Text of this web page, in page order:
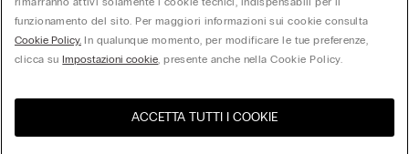
© Calzedonia S.p.A | P.iva 02253210237 | Sede Legale: Malcesine (VR), Via Portici
Umberto Primo n. 5/3 | Cod. Fisc. e n.iscr. al Reg. Imprese di Verona: 01037050422 |
direzione e coordinamento di Oniverse Holding S.p.A.
Italia Italiano
funzionamento del sito. Per maggiori informazioni sui cookie consulta
Cookie Policy. In qualunque momento, per modificare le tue preferenze,
clicca suImpostazioni cookie, presente anche nella Cookie Policy.
ACCETTA TUTTI I COOKIE